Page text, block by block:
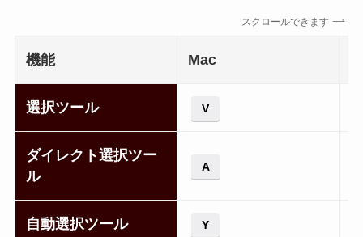
スクロールできます
機能 Mac
選択ツール V
ダイレクト選択ツー
ル
A
自動選択ツール Y